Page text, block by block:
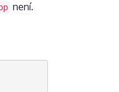
není.